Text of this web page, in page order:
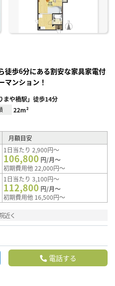
徒歩6分にある割安な家具家電付
マンション！
まや橋駅」徒歩14分
22m²
月額目安
1日当たり 2,900円～
106,800 円/月～
初期費用他 22,000円～
1日当たり 3,100円～
112,800 円/月～
初期費用他 16,500円～
近く
電話する